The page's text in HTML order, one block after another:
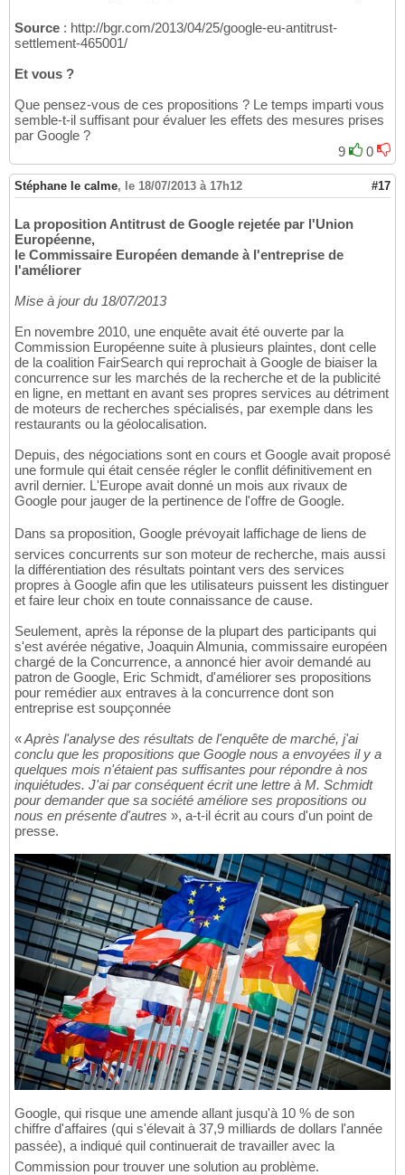
Source : http://bgr.com/2013/04/25/google-eu-antitrust-
settlement-465001/
Et vous ?
Que pensez-vous de ces propositions ? Le temps imparti vous
semble-t-il suffisant pour évaluer les effets des mesures prises
par Google ?
9
0
Stéphane le calme, le 18/07/2013 à 17h12 #17
La proposition Antitrust de Google rejetée par l'Union
Européenne,
le Commissaire Européen demande à l'entreprise de
l'améliorer
Mise à jour du 18/07/2013
En novembre 2010, une enquête avait été ouverte par la
Commission Européenne suite à plusieurs plaintes, dont celle
de la coalition FairSearch qui reprochait à Google de biaiser la
concurrence sur les marchés de la recherche et de la publicité
en ligne, en mettant en avant ses propres services au détriment
de moteurs de recherches spécialisés, par exemple dans les
restaurants ou la géolocalisation.
Depuis, des négociations sont en cours et Google avait proposé
une formule qui était censée régler le conflit définitivement en
avril dernier. L'Europe avait donné un mois aux rivaux de
Google pour jauger de la pertinence de l'offre de Google.
Dans sa proposition, Google prévoyait laffichage de liens de
services concurrents sur son moteur de recherche, mais aussi
la différentiation des résultats pointant vers des services
propres à Google afin que les utilisateurs puissent les distinguer
et faire leur choix en toute connaissance de cause.
Seulement, après la réponse de la plupart des participants qui
s'est avérée négative, Joaquin Almunia, commissaire européen
chargé de la Concurrence, a annoncé hier avoir demandé au
patron de Google, Eric Schmidt, d'améliorer ses propositions
pour remédier aux entraves à la concurrence dont son
entreprise est soupçonnée
«Après l'analyse des résultats de l'enquête de marché, j'ai
conclu que les propositions que Google nous a envoyées il y a
quelques mois n'étaient pas suffisantes pour répondre à nos
inquiétudes. J'ai par conséquent écrit une lettre à M. Schmidt
pour demander que sa société améliore ses propositions ou
nous en présente d'autres », a-t-il écrit au cours d'un point de
presse.
Google, qui risque une amende allant jusqu'à 10 % de son
chiffre d'affaires (qui s'élevait à 37,9 milliards de dollars l'année
passée), a indiqué quil continuerait de travailler avec la
Commission pour trouver une solution au problème.